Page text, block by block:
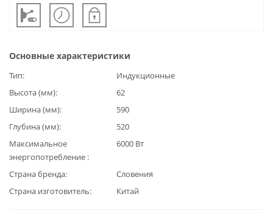
Основные характеристики
Тип
Индукционные
Высота (мм)
62
Ширина (мм)
590
Глубина (мм)
520
Максимальное
энергопотребление
6000 Вт
Страна бренда
Словения
Страна изготовитель
Китай